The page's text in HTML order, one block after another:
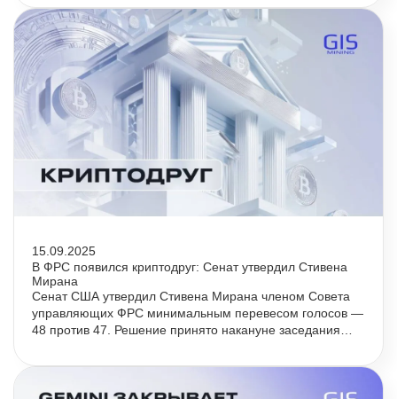
15.09.2025
В ФРС появился криптодруг: Сенат утвердил Стивена
Миранa
Сенат США утвердил Стивена Миранa членом Совета
управляющих ФРС минимальным перевесом голосов —
48 против 47. Решение принято накануне заседания